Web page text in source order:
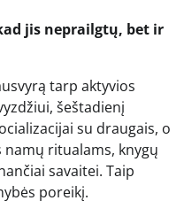
jis neprailgtų, bet ir
tarp aktyvios
šeštadienį
su draugais, o
ritualams, knygų
savaitei. Taip
poreikį.